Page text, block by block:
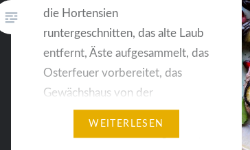
die Hortensien
runtergeschnitten, das alte Laub
entfernt, Äste aufgesammelt, das
Osterfeuer vorbereitet, das
Gewächshaus von der
Isolierfolie befreit und die
WEITERLESEN